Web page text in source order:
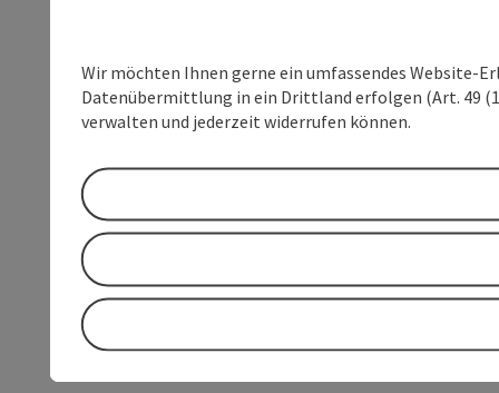
Wir möchten Ihnen gerne ein umfassendes Website-
Datenübermittlung in ein Drittland erfolgen (Art. 49
verwalten und jederzeit widerrufen können.